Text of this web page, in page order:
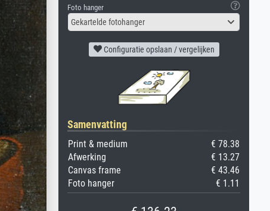
Foto hanger
Gekartelde fotohanger
Configuratie opslaan / vergelijken
Samenvatting
Print & medium
€ 78.38
Afwerking
€ 13.27
Canvas frame
€ 43.46
Foto hanger
€ 1.11